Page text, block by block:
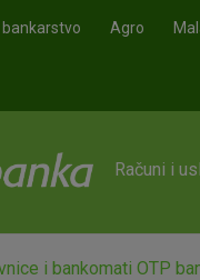
Agro
Računi i
i bankomati OTP